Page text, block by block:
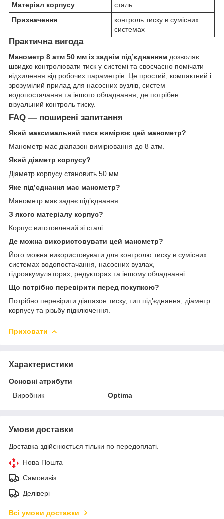
Матеріал корпусу
сталь
Призначення
контроль тиску в сумісних
системах
Практична вигода
Манометр 8 атм 50 мм із заднім під’єднанням дозволяє
швидко контролювати тиск у системі та своєчасно помічати
відхилення від робочих параметрів. Це простий, компактний і
зрозумілий прилад для насосних вузлів, систем
водопостачання та іншого обладнання, де потрібен
візуальний контроль тиску.
FAQ — поширені запитання
Який максимальний тиск вимірює цей манометр?
Манометр має діапазон вимірювання до 8 атм.
Який діаметр корпусу?
Діаметр корпусу становить 50 мм.
Яке під’єднання має манометр?
Манометр має заднє під’єднання.
З якого матеріалу корпус?
Корпус виготовлений зі сталі.
Де можна використовувати цей манометр?
Його можна використовувати для контролю тиску в сумісних
системах водопостачання, насосних вузлах,
гідроакумуляторах, редукторах та іншому обладнанні.
Що потрібно перевірити перед покупкою?
Потрібно перевірити діапазон тиску, тип під’єднання, діаметр
корпусу та різьбу підключення.
Приховати
Характеристики
Основні атрибути
Виробник
Optima
Умови доставки
Доставка здійснюється тільки по передоплаті.
Нова Пошта
Самовивіз
Делівері
Всі умови доставки